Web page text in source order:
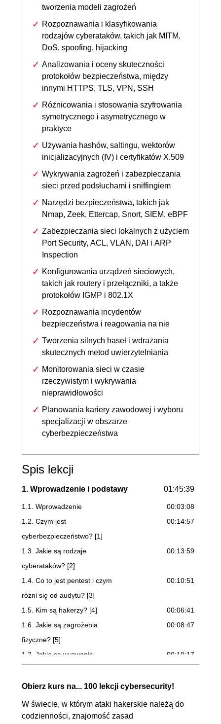
tworzenia modeli zagrożeń
Rozpoznawania i klasyfikowania
rodzajów cyberataków, takich jak MITM,
DoS, spoofing, hijacking
Analizowania i oceny skuteczności
protokołów bezpieczeństwa, między
innymi HTTPS, TLS, VPN, SSH
Różnicowania i stosowania szyfrowania
symetrycznego i asymetrycznego w
praktyce
Używania hashów, saltingu, wektorów
inicjalizacyjnych (IV) i certyfikatów X.509
Wykrywania zagrożeń i zabezpieczania
sieci przed podsłuchami i sniffingiem
Narzędzi bezpieczeństwa, takich jak
Nmap, Zeek, Ettercap, Snort, SIEM, eBPF
Zabezpieczania sieci lokalnych z użyciem
Port Security, ACL, VLAN, DAI i ARP
Inspection
Konfigurowania urządzeń sieciowych,
takich jak routery i przełączniki, a także
protokołów IGMP i 802.1X
Rozpoznawania incydentów
bezpieczeństwa i reagowania na nie
Tworzenia silnych haseł i wdrażania
skutecznych metod uwierzytelniania
Monitorowania sieci w czasie
rzeczywistym i wykrywania
nieprawidłowości
Planowania kariery zawodowej i wyboru
specjalizacji w obszarze
cyberbezpieczeństwa
Spis lekcji
1. Wprowadzenie i podstawy 01:45:39
1.1. Wprowadzenie
00:03:08
1.2. Czym jest
cyberbezpieczeństwo? [1]
00:14:57
1.3. Jakie są rodzaje
cyberataków? [2]
00:13:59
1.4. Co to jest pentest i czym
różni się od audytu? [3]
00:10:51
1.5. Kim są hakerzy? [4]
00:06:41
1.6. Jakie są zagrożenia
fizyczne? [5]
00:08:47
1.7. Jakie są wyzwania
Internetu rzeczy (IoT)? [6]
00:10:17
1.8. Jakie znaczenie dla
bezpieczeństwa mają warstwy
Obierz kurs na... 100 lekcji cybersecurity!
W świecie, w którym ataki hakerskie należą do
codzienności, znajomość zasad